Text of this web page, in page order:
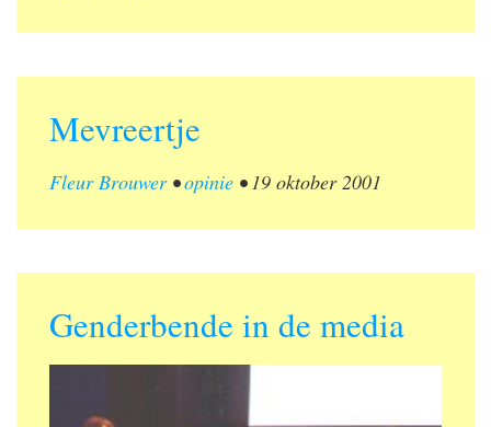
Mevreertje
Fleur Brouwer•opinie •19 oktober 2001
Genderbende in de media